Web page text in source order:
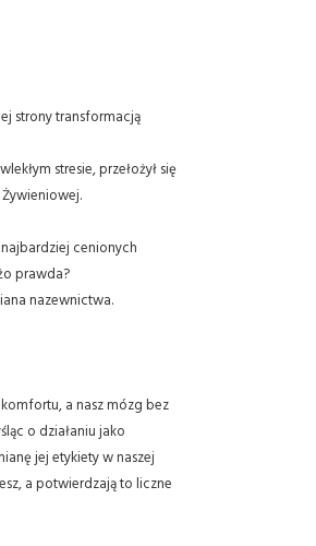
strony transformacją
stresie, przełożył się
cenionych
prawda?
nazewnictwa.
a nasz mózg bez
o działaniu jako
jej etykiety w naszej
a potwierdzają to liczne